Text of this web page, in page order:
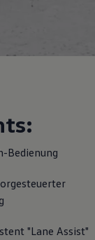
Shop
Bedienung
"Lane Assist"